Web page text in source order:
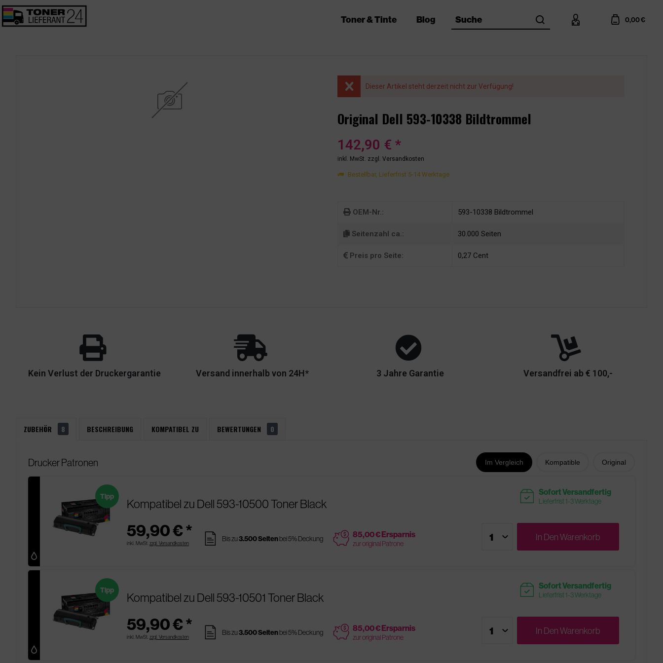
Toner & Tinte Blog Suche search account cart 0,00 €
Dieser Artikel steht derzeit nicht zur Verfügung!
Original Dell 593-10338 Bildtrommel
142,90 € *
inkl. MwSt. zzgl. Versandkosten
Bestellbar, Lieferfrist 5-14 Werktage
OEM-Nr.: 593-10338 Bildtrommel
Seitenzahl ca.: 30.000 Seiten
Preis pro Seite: 0,27 Cent
Kein Verlust der Druckergarantie Versand innerhalb von 24H* 3 Jahre Garantie Versandfrei ab € 100,-
ZUBEHÖR 8 BESCHREIBUNG KOMPATIBEL ZU BEWERTUNGEN 0
Im Vergleich Kompatible Original
Drucker Patronen
Kompatibel zu Dell 593-10500 Toner Black
59,90 € *
inkl. MwSt. zzgl. Versandkosten
Tipp
pages Bis zu3.500 Seitenbei 5% Deckung price 85,00 € Ersparnis
zur original Patrone
readytoship Sofort Versandfertig
Lieferfrist 1-3 Werktage
In DenWarenkorb
Kompatibel zu Dell 593-10501 Toner Black
59,90 € *
inkl. MwSt. zzgl. Versandkosten
Tipp
pages Bis zu3.500 Seitenbei 5% Deckung price 85,00 € Ersparnis
zur original Patrone
readytoship Sofort Versandfertig
Lieferfrist 1-3 Werktage
In DenWarenkorb